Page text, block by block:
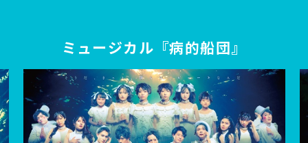
ミュージカル『病的船団』